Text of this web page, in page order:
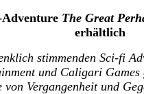
The Great
erhältlich
stimmenden Sci-fi
und Caligari Games
von Vergangenheit und